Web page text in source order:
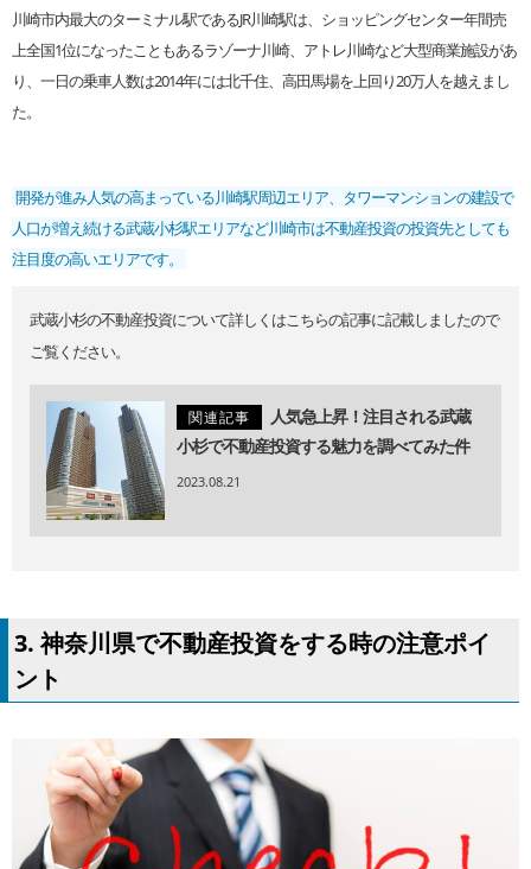
川崎市内最大のターミナル駅であるJR川崎駅は、ショッピングセンター年間売
上全国1位になったこともあるラゾーナ川崎、アトレ川崎など大型商業施設があ
り、一日の乗車人数は2014年には北千住、高田馬場を上回り20万人を越えまし
た。
開発が進み人気の高まっている川崎駅周辺エリア、タワーマンションの建設で
人口が増え続ける武蔵小杉駅エリアなど川崎市は不動産投資の投資先としても
注目度の高いエリアです。
武蔵小杉の不動産投資について詳しくはこちらの記事に記載しましたので
ご覧ください。
関連記事
人気急上昇！注目される武蔵
小杉で不動産投資する魅力を調べてみた件
2023.08.21
3. 神奈川県で不動産投資をする時の注意ポイ
ント